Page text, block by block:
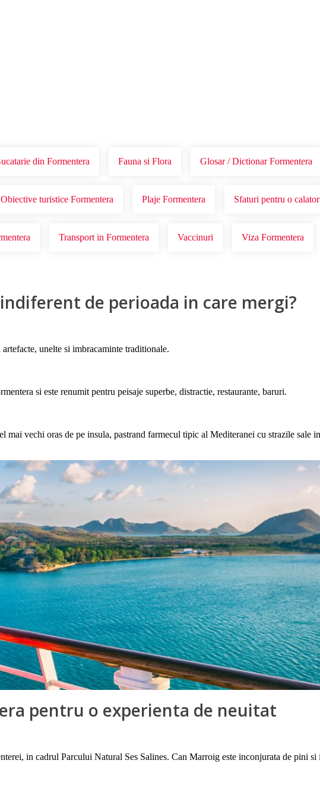
din Formentera Fauna si Flora Glosar / Dictionar Formentera
Obiective turistice Formentera Plaje Formentera Sfaturi pentru o
Transport in Formentera Vaccinuri Viza Formentera
de perioada in care mergi?
unelte si imbracaminte traditionale.
si este renumit pentru peisaje superbe, distractie, restaurante, baruri.
mai vechi oras de pe insula, pastrand farmecul tipic al Mediteranei cu strazile sale
pentru o experienta de neuitat
in cadrul Parcului Natural Ses Salines. Can Marroig este inconjurata de pini si